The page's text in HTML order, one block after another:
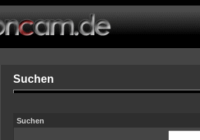
Suchen
Suchen